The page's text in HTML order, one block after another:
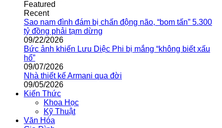
Featured
Recent
Sao nam đình đám bị chấn động não, “bom tấn” 5.300
tỷ đồng phải tạm dừng
09/22/2026
Bức ảnh khiến Lưu Diệc Phi bị mắng “không biết xấu
hổ”
09/07/2026
Nhà thiết kế Armani qua đời
09/05/2026
Kiến Thức
Khoa Học
Kỹ Thuật
Văn Hóa